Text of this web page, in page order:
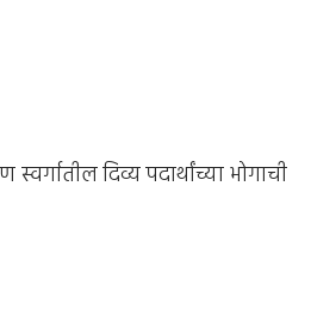
दिव्य पदार्थांच्या भोगाची